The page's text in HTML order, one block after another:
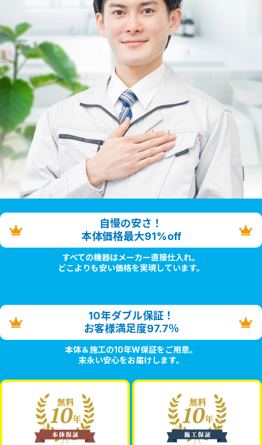
自慢の安さ！
本体価格最大91%off
すべての機器はメーカー直接仕入れ。
どこよりも安い価格を実現しています。
10年ダブル保証！
お客様満足度97.7％
本体＆施工の10年W保証をご用意。
末永い安心をお届けします。